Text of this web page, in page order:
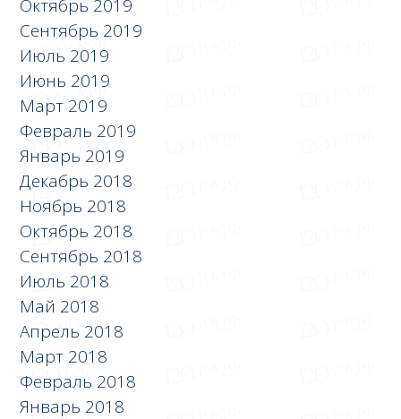
Октябрь 2019
Сентябрь 2019
Июль 2019
Июнь 2019
Март 2019
Февраль 2019
Январь 2019
Декабрь 2018
Ноябрь 2018
Октябрь 2018
Сентябрь 2018
Июль 2018
Май 2018
Апрель 2018
Март 2018
Февраль 2018
Январь 2018